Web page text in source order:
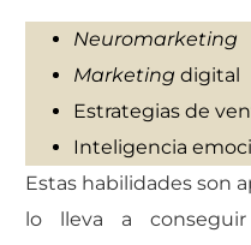
Neuromarketing
Marketing digital
Estrategias de
Inteligencia
Estas habilidades son
lo lleva a